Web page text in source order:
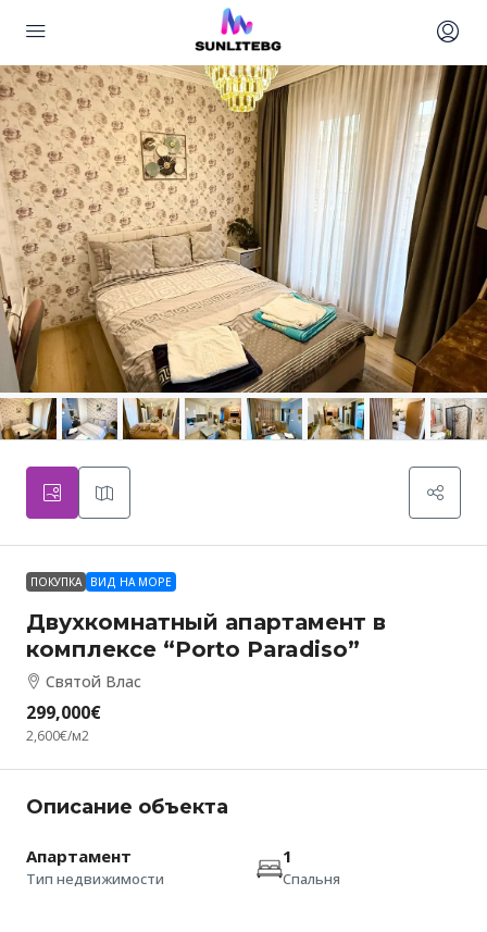
ПОКУПКА ВИД НА МОРЕ
Двухкомнатный апартамент в
комплексе “Porto Paradiso”
Святой Влас
299,000€
2,600€/м2
Описание объекта
Апартамент
Тип недвижимости
1
Спальня